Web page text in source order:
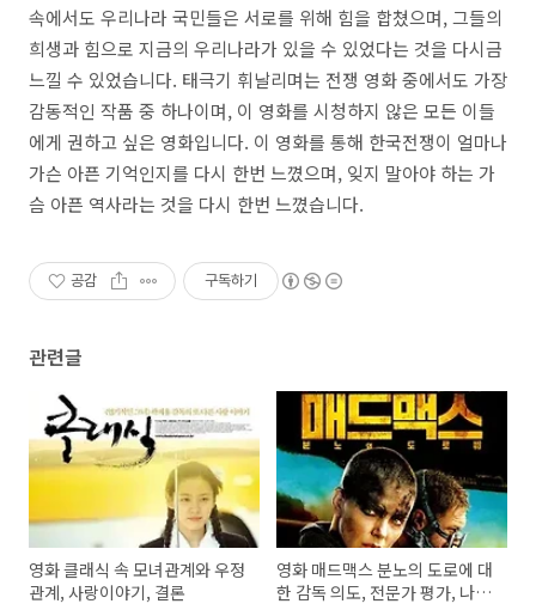
속에서도 우리나라 국민들은 서로를 위해 힘을 합쳤으며, 그들의
희생과 힘으로 지금의 우리나라가 있을 수 있었다는 것을 다시금
느낄 수 있었습니다. 태극기 휘날리며는 전쟁 영화 중에서도 가장
감동적인 작품 중 하나이며, 이 영화를 시청하지 않은 모든 이들
에게 권하고 싶은 영화입니다. 이 영화를 통해 한국전쟁이 얼마나
가슨 아픈 기억인지를 다시 한번 느꼈으며, 잊지 말아야 하는 가
슴 아픈 역사라는 것을 다시 한번 느꼈습니다.
공감 구독하기
관련글
영화 클래식 속 모녀관계와 우정
관계, 사랑이야기, 결론
영화 매드맥스 분노의 도로에 대
한 감독 의도, 전문가 평가, 나의